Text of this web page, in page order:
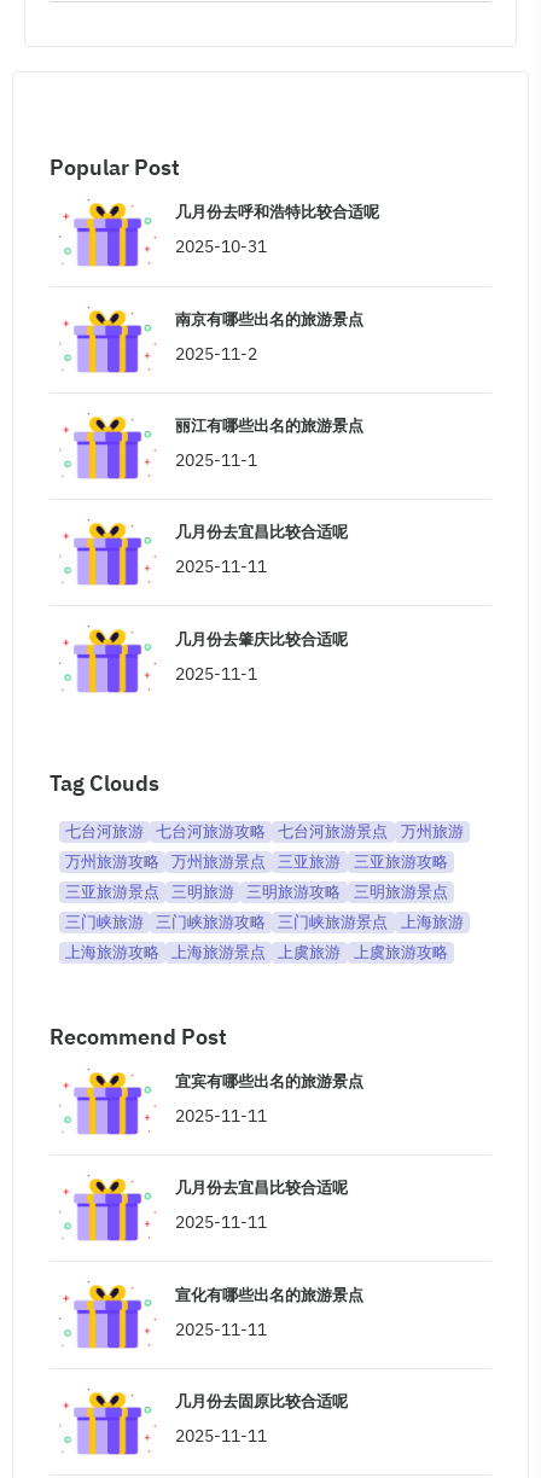
Popular Post
几月份去呼和浩特比较合适呢
2025-10-31
南京有哪些出名的旅游景点
2025-11-2
丽江有哪些出名的旅游景点
2025-11-1
几月份去宜昌比较合适呢
2025-11-11
几月份去肇庆比较合适呢
2025-11-1
Tag Clouds
七台河旅游 七台河旅游攻略 七台河旅游景点
万州旅游
万州旅游攻略
万州旅游景点 三亚旅游
三亚旅游攻略
三亚旅游景点
三明旅游 三明旅游攻略
三明旅游景点
三门峡旅游
三门峡旅游攻略 三门峡旅游景点
上海旅游
上海旅游攻略
上海旅游景点 上虞旅游 上虞旅游攻略
Recommend Post
宜宾有哪些出名的旅游景点
2025-11-11
几月份去宜昌比较合适呢
2025-11-11
宣化有哪些出名的旅游景点
2025-11-11
几月份去固原比较合适呢
2025-11-11